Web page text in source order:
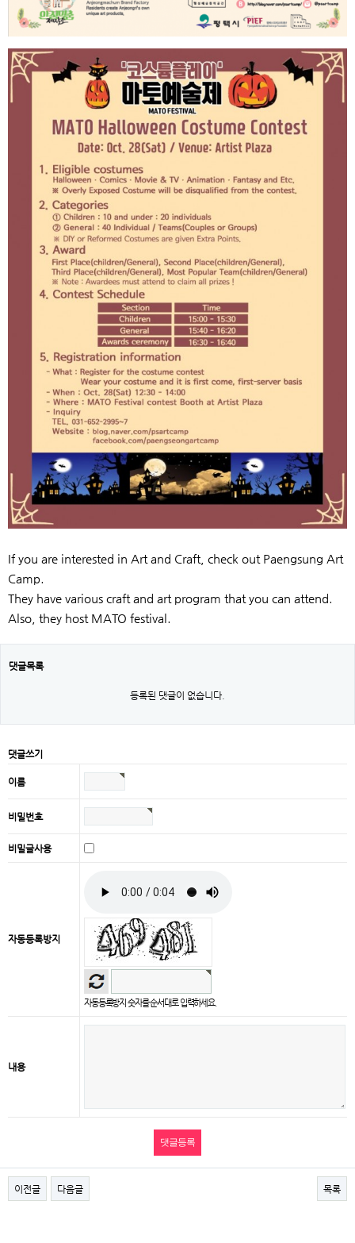
If you are interested in Art and Craft, check out Paengsung Art
Camp.
They have various craft and art program that you can attend.
Also, they host MATO festival.
댓글목록
등록된 댓글이 없습니다.
댓글쓰기
이름
비밀번호
비밀글사용
자동등록방지
자동등록방지 숫자를 순서대로 입력하세요.
내용
이전글 다음글 목록